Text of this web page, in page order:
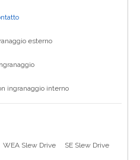
esterno
ingranaggio interno
WEA Slew Drive SE Slew Drive